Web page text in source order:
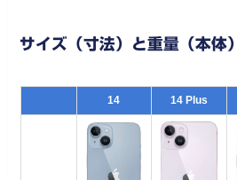
サイズ（寸法）と重量（本体）
14 14 Plus